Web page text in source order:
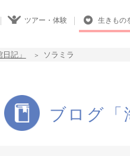
ツアー・体験 生きもの
記」 ソラミラ
ブログ「